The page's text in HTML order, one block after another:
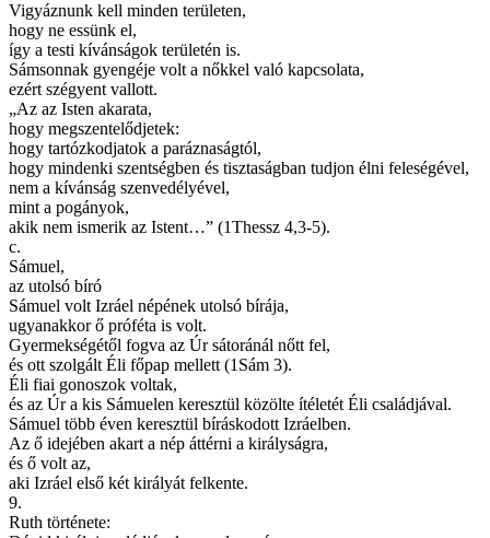
Vigyáznunk kell minden területen,
hogy ne essünk el,
így a testi kívánságok területén is.
Sámsonnak gyengéje volt a nőkkel való kapcsolata,
ezért szégyent vallott.
„Az az Isten akarata,
hogy megszentelődjetek:
hogy tartózkodjatok a paráznaságtól,
hogy mindenki szentségben és tisztaságban tudjon élni feleségével,
nem a kívánság szenvedélyével,
mint a pogányok,
akik nem ismerik az Istent…” (1Thessz 4,3-5).
c.
Sámuel,
az utolsó bíró
Sámuel volt Izráel népének utolsó bírája,
ugyanakkor ő próféta is volt.
Gyermekségétől fogva az Úr sátoránál nőtt fel,
és ott szolgált Éli főpap mellett (1Sám 3).
Éli fiai gonoszok voltak,
és az Úr a kis Sámuelen keresztül közölte ítéletét Éli családjával.
Sámuel több éven keresztül bíráskodott Izráelben.
Az ő idejében akart a nép áttérni a királyságra,
és ő volt az,
aki Izráel első két királyát felkente.
9.
Ruth története: